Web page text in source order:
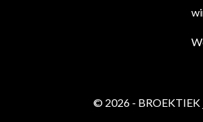
© 2026 - BROEKTIEK